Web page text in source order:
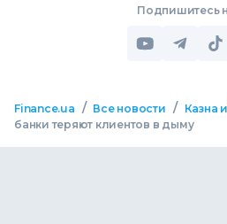
Подпишитесь
Finance.ua / Все новости / Казна
банки теряют клиентов в дыму